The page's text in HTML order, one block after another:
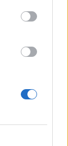
Bronił
krwi.
przez